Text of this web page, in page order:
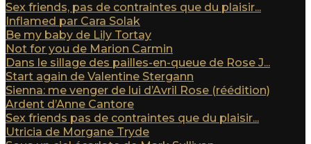
Sex friends, pas de contraintes que du plaisir...
Inflamed par Cara Solak
Be my baby de Lily Tortay
Not for you de Marion Carmin
Dans le sillage des pailles-en-queue de Rose J...
Start again de Valentine Stergann
Sienna: me venger de lui d’Avril Rose (réédition)
Ardent d’Anne Cantore
Sex friends pas de contraintes que du plaisir...
Utricia de Morgane Tryde